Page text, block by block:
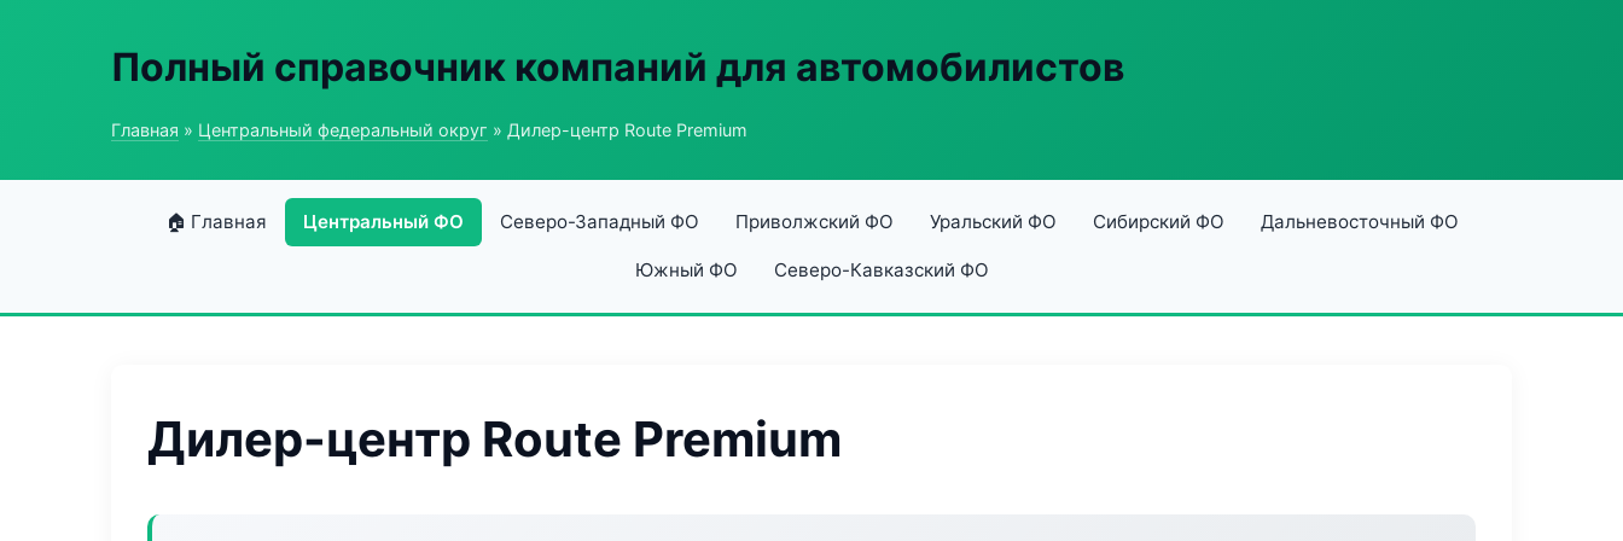
Полный справочник компаний для автомобилистов
Главная » Центральный федеральный округ » Дилер-центр Route Premium
🏠 Главная Центральный ФО Северо-Западный ФО Приволжский ФО Уральский ФО Сибирский ФО Дальневосточный ФО
Южный ФО Северо-Кавказский ФО
Дилер-центр Route Premium